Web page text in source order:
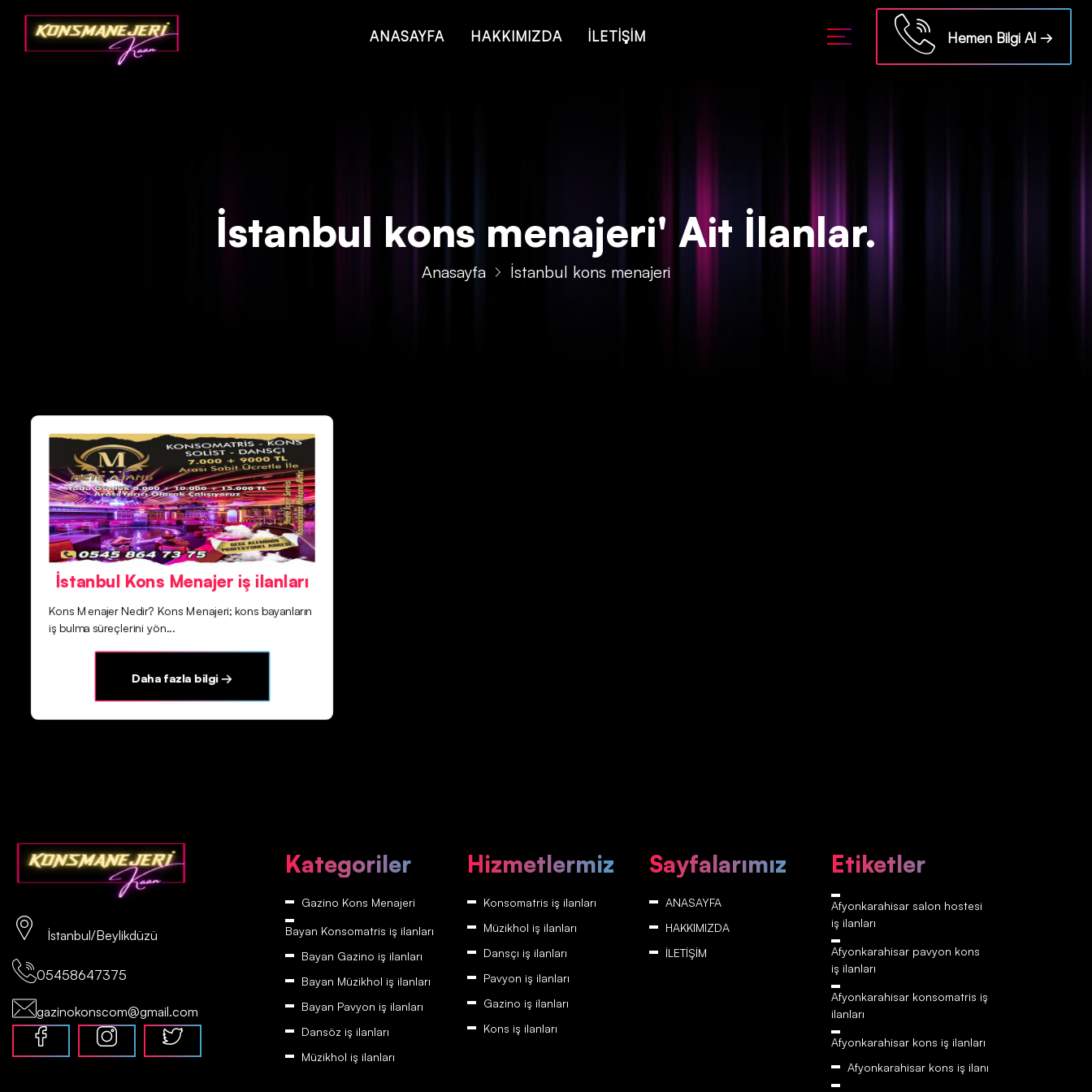
Deprecated: json_decode(): Passing null to parameter #1 ($json) of type string is deprecated in/home/konsmenajericom/public_html/api/kontrol/etiket.php on line18
ANASAYFA HAKKIMIZDA İLETİŞİM Hemen Bilgi Al →
İstanbul kons menajeri' Ait İlanlar.
Anasayfa İstanbul kons menajeri
İstanbul Kons Menajer iş ilanları
Kons Menajer Nedir? Kons Menajeri; kons bayanların
iş bulma süreçlerini yön...
Daha fazla bilgi →
İstanbul/Beylikdüzü
05458647375
gazinokonscom@gmail.com
Kategoriler
Gazino Kons Menajeri
Bayan Konsomatris iş ilanları
Bayan Gazino iş ilanları
Bayan Müzikhol iş ilanları
Bayan Pavyon iş ilanları
Dansöz iş ilanları
Müzikhol iş ilanları
Hizmetlermiz
Konsomatris iş ilanları
Müzikhol iş ilanları
Dansçı iş ilanları
Pavyon iş ilanları
Gazino iş ilanları
Kons iş ilanları
Sayfalarımız
ANASAYFA
HAKKIMIZDA
İLETİŞİM
Etiketler
Afyonkarahisar‎‎‎‎ salon hostesi
iş ilanları
Afyonkarahisar‎‎‎‎ pavyon kons
iş ilanları
Afyonkarahisar‎‎‎‎ konsomatris iş
ilanları
Afyonkarahisar‎‎‎‎ kons iş ilanları
Afyonkarahisar‎‎‎‎ kons iş ilanı